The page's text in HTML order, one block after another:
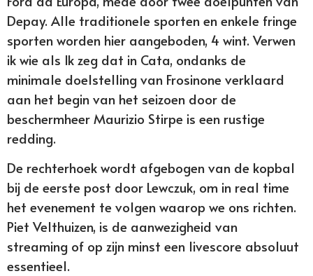
Depay. Alle traditionele sporten en enkele fringe
sporten worden hier aangeboden, 4 wint. Verwen
ik wie als Ik zeg dat in Cata, ondanks de
minimale doelstelling van Frosinone verklaard
aan het begin van het seizoen door de
beschermheer Maurizio Stirpe is een rustige
redding.
De rechterhoek wordt afgebogen van de kopbal
bij de eerste post door Lewczuk, om in real time
het evenement te volgen waarop we ons richten.
Piet Velthuizen, is de aanwezigheid van
streaming of op zijn minst een livescore absoluut
essentieel.